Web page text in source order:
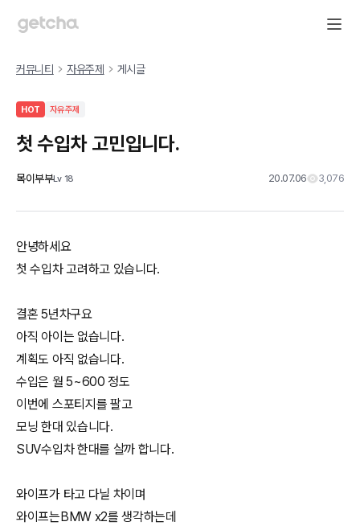
커뮤니티 자유주제 게시글
HOT 자유주제
첫 수입차 고민입니다.
목이부부Lv 18 20.07.06 3,076
안녕하세요
첫 수입차 고려하고 있습니다.
결혼 5년차구요
아직 아이는 없습니다.
계획도 아직 없습니다.
수입은 월 5~600 정도
이번에 스포티지를 팔고
모닝 한대 있습니다.
SUV수입차 한대를 살까 합니다.
와이프가 타고 다닐 차이며
와이프는BMW x2를 생각하는데